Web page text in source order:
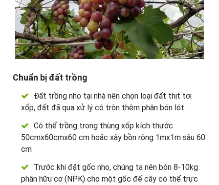
Chuẩn bị đất trồng
Đất trồng nho tại nhà nên chọn loại đất thịt tơi
xốp, đất đã qua xử lý có trộn thêm phân bón lót.
Có thể trồng trong thùng xốp kích thước
50cmx60cmx60 cm hoăc xây bồn rộng 1mx1m sâu 60
cm
Trước khi đặt gốc nho, chúng ta nên bón 8-10kg
phân hữu cơ (NPK) cho một gốc để cây có thể trực